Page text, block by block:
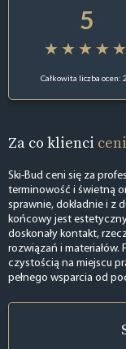
5
Całkowita liczba ocen:
Za co klienci
Ski-Bud ceni się za
terminowość i świetną
sprawnie, dokładnie i z
końcowy jest
doskonały kontakt,
rozwiązań i materiałów.
czystością na miejscu
pełnego wsparcia od